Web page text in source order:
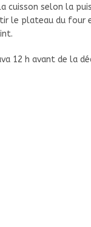
selon la
le plateau du
12 h avant de la